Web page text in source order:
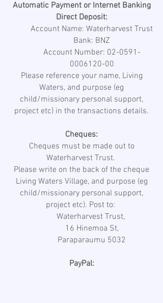
Automatic Payment or Internet Banking
Direct Deposit:
Account Name: Waterharvest Trust
Bank: BNZ
Account Number: 02-0591-
0006120-00
Please reference your name, Living
Waters, and purpose (eg
child/missionary personal support,
project etc) in the transactions details.
Cheques:
Cheques must be made out to
Waterharvest Trust.
Please write on the back of the cheque
Living Waters Village, and purpose (eg
child/missionary personal support,
project etc). Post to:
Waterharvest Trust,
16 Hinemoa St,
Paraparaumu 5032
PayPal: